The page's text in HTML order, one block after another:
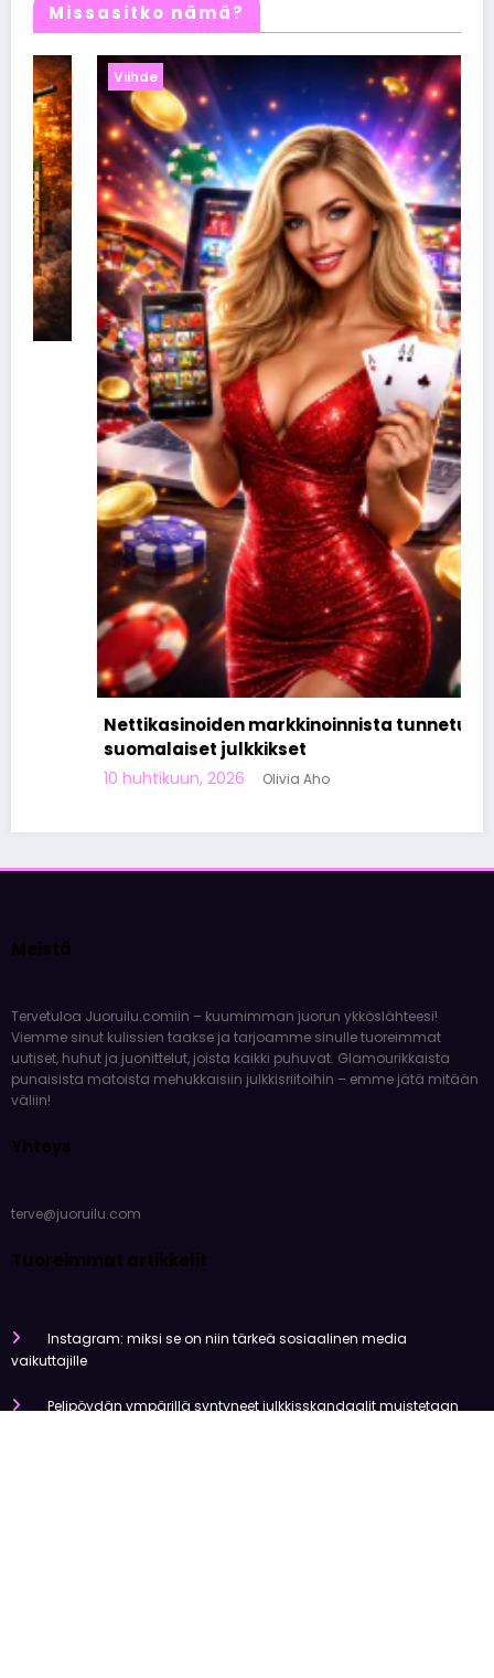
Missasitko nämä?
Viihde
Nettikasinoiden markkinoinnista tunnetut
suomalaiset julkkikset
10 huhtikuun, 2026 Olivia Aho
Meistä
Tervetuloa Juoruilu.comiin – kuumimman juorun ykköslähteesi!
Viemme sinut kulissien taakse ja tarjoamme sinulle tuoreimmat
uutiset, huhut ja juonittelut, joista kaikki puhuvat. Glamourikkaista
punaisista matoista mehukkaisiin julkkisriitoihin – emme jätä mitään
väliin!
Yhteys
terve@juoruilu.com
Tuoreimmat artikkelit
Instagram: miksi se on niin tärkeä sosiaalinen media
vaikuttajille
Pelipöydän ympärillä syntyneet julkkisskandaalit muistetaan